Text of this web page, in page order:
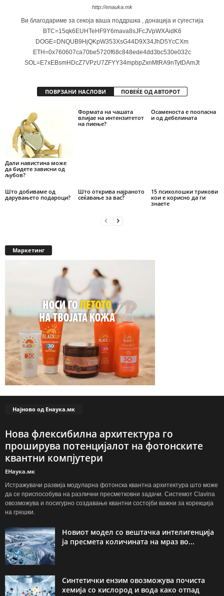
http://enauka.mk
Ви благодариме за секоја ваша поддршка , донација и сугестија
BTC=15qk6EUHTeHF9Y6mava8sJFcJVpWXAidK6
DOGE=DNQUB9HjQKpW353XsG44D9X34JhD5YcCXm
ETH=0x760607ca70be5720f68c848ede4dd3bc530e032c
SOL=E7xEBsmHDcZ7VPzU7ZFYY34mpbpZxnMtRA9nTytDAmJt
ПОВРЗАНИ НАСЛОВИ ПОВЕЌЕ ОД АВТОРОТ
Дали навистина може
да бидете зависни од
љубов?
Формата на чашата
влијае на интензитетот
на пиење?
Осаменоста е поопасна
и од дебелината
Што добиваме од
дарувањето подароци?
Што открива најраното
сеќавање за вас?
15 психолошки трикови
кои е корисно да ги
знаете
Маркетинг
Најново од Енаука.мк
Нова флексибилна архитектура го
проширува потенцијалот на фотонските
квантни компјутери
ЕНаука.мк
Истражувачи развија модуларна фотонска квантна архитектура што може
да се приспособува на различни пресметковни задачи. Системот Clavina
овозможува и посигурно создавање квантни состојби важни за корекција
на грешки.
Новиот модел со вештачка интелигенција
ја пресмета количината на мраз во...
Синтетички ензим овозможува почиста
хемија со кислород и вода како отпад